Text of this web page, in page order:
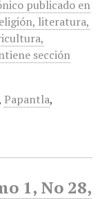
publicado en
literatura,
sección
Papantla,
1, No 28,